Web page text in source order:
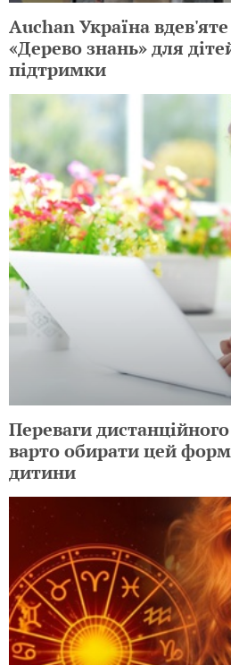
Auchan Україна
«Дерево знань» для
підтримки
Переваги
варто обирати цей
дитини